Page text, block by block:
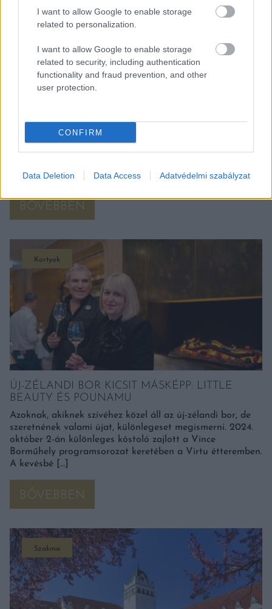
I want to allow Google to enable storage
related to personalization.
I want to allow Google to enable storage
related to security, including authentication
functionality and fraud prevention, and other
user protection.
CONFIRM
Data Deletion Data Access Adatvédelmi szabályzat
MEGLEPŐ: EZ A LEGROSSZABB MAGYAR ÉTEL
EGY INTERNETES SZAVAZÁS ALAPJÁN
végeredményen.
BŐVEBBEN
Kortyok
ÚJ-ZÉLANDI BOR KICSIT MÁSKÉPP: LITTLE
BEAUTY ÉS POUNAMU
Azoknak, akiknek szívéhez közel áll az új-zélandi bor, de
szeretnének valami újat, különlegeset megismerni. 2024.
október 2-án különleges kóstoló zajlott a Vince
Borműhely programsorozat keretében a Virtu étteremben.
A kevésbé […]
BŐVEBBEN
Szakma